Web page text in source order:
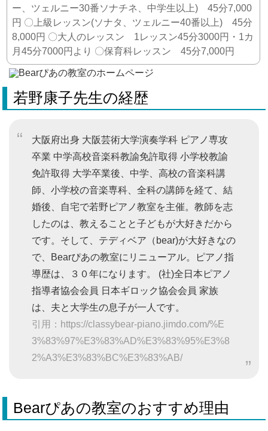
ー、ツェルニー30番ソナチネ、中学生以上) 45分7,000
円 〇上級レッスン(ソナタ、ツェルニー40番以上) 45分
8,000円 〇大人のレッスン 1レッスン45分3000円・1カ
月45分7000円より 〇保育科レッスン 45分7,000円
若野康子先生の経歴
大阪府出身 大阪芸術大学演奏学科 ピアノ専攻
卒業 中学高校音楽科教諭免許取得 小学校教諭
免許取得 大学卒業後、中学、高校の音楽科講
師、小学校の音楽専科、全科の講師を経て、結
婚後、自宅で若野ピアノ教室を主催。教師を志
したのは、教えることと子どもが大好きだから
です。そして、テディベア（bear)が大好きなの
で、Bearぴあの教室にリニューアル。ピアノ指
導歴は、３０年になります。 (社)全日本ピアノ
指導者協会会員 日本ギロック協会会員 家族
は、夫と大学生の息子が一人です。
引用：https://classybear-piano.jimdo.com/%E
3%83%97%E3%83%AD%E3%83%95%E3%8
2%A3%E3%83%BC%E3%83%AB/
Bearぴあの教室のおすすめ理由